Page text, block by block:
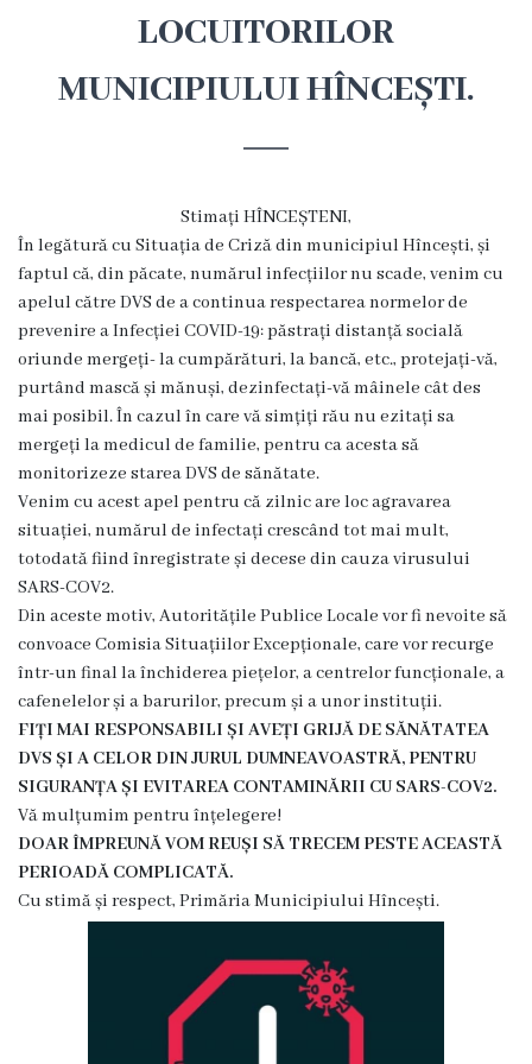
Simbolurile
geografică
Istoria
orașului
Potențial
turistic
Orașe
înfrățite
Cetățeni
de
onoare
Primăria
Primarul
Adresează
o
LOCUITORILOR
MUNICIPIULUI HÎNCEȘTI.
Stimați HÎNCEȘTENI,
În legătură cu Situația de Criză din municipiul Hîncești, și
faptul că, din păcate, numărul infecțiilor nu scade, venim cu
apelul către DVS de a continua respectarea normelor de
prevenire a Infecției COVID-19: păstrați distanță socială
oriunde mergeți- la cumpărături, la bancă, etc., protejați-vă,
purtând mască și mănuși, dezinfectați-vă mâinele cât des
mai posibil. În cazul în care vă simțiți rău nu ezitați sa
mergeți la medicul de familie, pentru ca acesta să
monitorizeze starea DVS de sănătate.
Venim cu acest apel pentru că zilnic are loc agravarea
situației, numărul de infectați crescând tot mai mult,
totodată fiind înregistrate și decese din cauza virusului
SARS-COV2.
Din aceste motiv, Autoritățile Publice Locale vor fi nevoite să
convoace Comisia Situațiilor Excepționale, care vor recurge
într-un final la închiderea piețelor, a centrelor funcționale, a
cafenelelor și a barurilor, precum și a unor instituții.
FIȚI MAI RESPONSABILI ȘI AVEȚI GRIJĂ DE SĂNĂTATEA
DVS ȘI A CELOR DIN JURUL DUMNEAVOASTRĂ, PENTRU
SIGURANȚA ȘI EVITAREA CONTAMINĂRII CU SARS-COV2.
Vă mulțumim pentru înțelegere!
DOAR ÎMPREUNĂ VOM REUȘI SĂ TRECEM PESTE ACEASTĂ
PERIOADĂ COMPLICATĂ.
Cu stimă și respect, Primăria Municipiului Hîncești.